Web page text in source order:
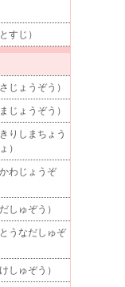
すじ）
じょうぞう）
じょうぞう）
りしまちょう
）
わじょうぞ
しゅぞう）
うなだしゅぞ
しゅぞう）